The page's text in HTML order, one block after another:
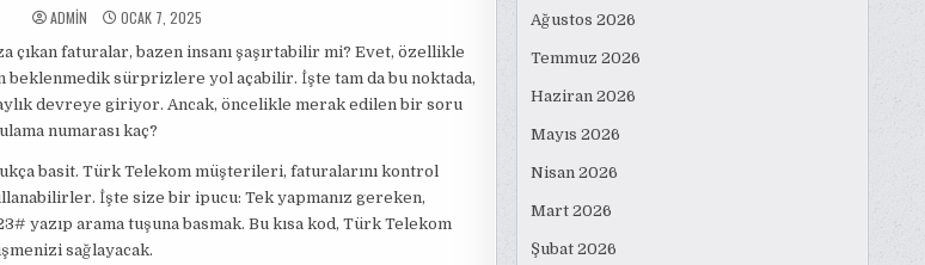
ADMIN OCAK 7, 2025
çıkan faturalar, bazen insanı şaşırtabilir mi? Evet, özellikle
beklenmedik sürprizlere yol açabilir. İşte tam da bu noktada,
devreye giriyor. Ancak, öncelikle merak edilen bir soru
numarası kaç?
basit. Türk Telekom müşterileri, faturalarını kontrol
İşte size bir ipucu: Tek yapmanız gereken,
yazıp arama tuşuna basmak. Bu kısa kod, Türk Telekom
sağlayacak.
Ağustos 2026
Temmuz 2026
Haziran 2026
Mayıs 2026
Nisan 2026
Mart 2026
Şubat 2026